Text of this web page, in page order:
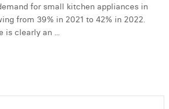
for small kitchen appliances in
from 39% in 2021 to 42% in 2022.
is clearly an ...